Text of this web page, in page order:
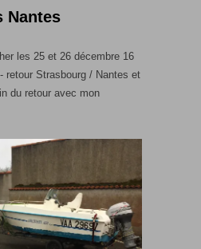
Nantes
les 25 et 26 décembre 16
retour Strasbourg / Nantes et
du retour avec mon